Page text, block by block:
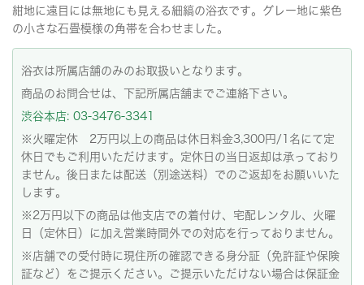
紺地に遠目には無地にも見える細縞の浴衣です。グレー地に紫色
の小さな石畳模様の角帯を合わせました。
浴衣は所属店舗のみのお取扱いとなります。
商品のお問合せは、下記所属店舗までご連絡下さい。
渋谷本店: 03-3476-3341
※火曜定休 2万円以上の商品は休日料金3,300円/1名にて定
休日でもご利用いただけます。定休日の当日返却は承っており
ません。後日または配送（別途送料）でのご返却をお願いいた
します。
※2万円以下の商品は他支店での着付け、宅配レンタル、火曜
日（定休日）に加え営業時間外での対応を行っておりません。
※店舗での受付時に現住所の確認できる身分証（免許証や保険
証など）をご提示ください。ご提示いただけない場合は保証金